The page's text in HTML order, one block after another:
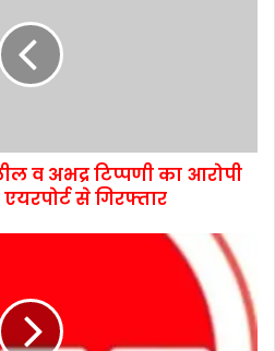
व अभद्र टिप्पणी का आरोपी
से गिरफ्तार